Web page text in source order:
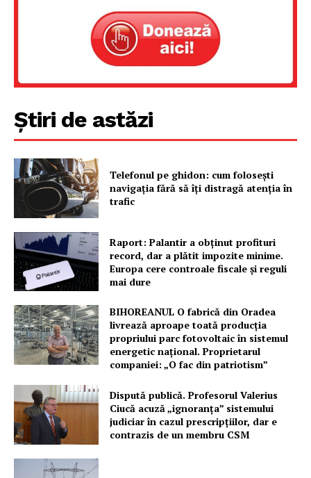
Știri de astăzi
Telefonul pe ghidon: cum folosești
navigația fără să îți distragă atenția în
trafic
Raport: Palantir a obținut profituri
record, dar a plătit impozite minime.
Europa cere controale fiscale și reguli
mai dure
BIHOREANUL O fabrică din Oradea
livrează aproape toată producția
propriului parc fotovoltaic în sistemul
energetic național. Proprietarul
companiei: „O fac din patriotism”
Dispută publică. Profesorul Valerius
Ciucă acuză „ignoranța” sistemului
judiciar în cazul prescripțiilor, dar e
contrazis de un membru CSM